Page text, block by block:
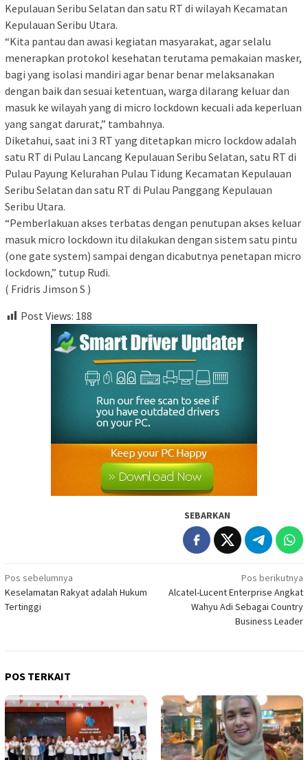
Kepulauan Seribu Selatan dan satu RT di wilayah Kecamatan
Kepulauan Seribu Utara.
“Kita pantau dan awasi kegiatan masyarakat, agar selalu
menerapkan protokol kesehatan terutama pemakaian masker,
bagi yang isolasi mandiri agar benar benar melaksanakan
dengan baik dan sesuai ketentuan, warga dilarang keluar dan
masuk ke wilayah yang di micro lockdown kecuali ada keperluan
yang sangat darurat,” tambahnya.
Diketahui, saat ini 3 RT yang ditetapkan micro lockdow adalah
satu RT di Pulau Lancang Kepulauan Seribu Selatan, satu RT di
Pulau Payung Kelurahan Pulau Tidung Kecamatan Kepulauan
Seribu Selatan dan satu RT di Pulau Panggang Kepulauan
Seribu Utara.
“Pemberlakuan akses terbatas dengan penutupan akses keluar
masuk micro lockdown itu dilakukan dengan sistem satu pintu
(one gate system) sampai dengan dicabutnya penetapan micro
lockdown,” tutup Rudi.
( Fridris Jimson S )
Post Views: 188
SEBARKAN
Navigasi
pos
Pos sebelumnya
Keselamatan Rakyat adalah Hukum
Tertinggi
Pos berikutnya
Alcatel-Lucent Enterprise Angkat
Wahyu Adi Sebagai Country
Business Leader
POS TERKAIT